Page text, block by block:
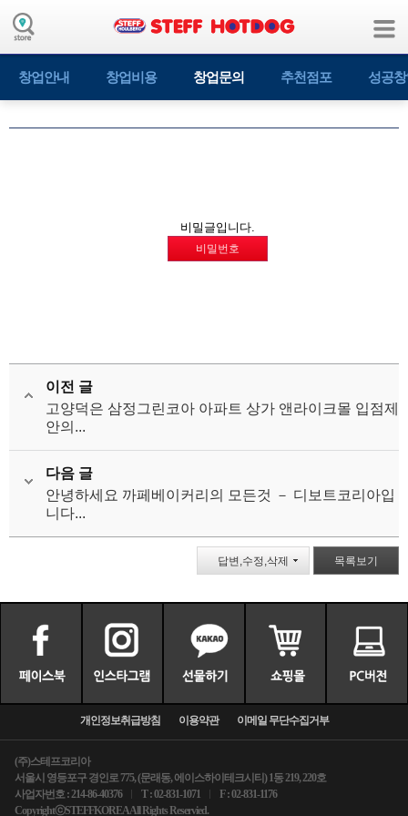
창업안내 창업비용 창업문의 추천점포 성공
비밀글입니다.
비밀번호
이전 글
고양덕은 삼정그린코아 아파트 상가 앤라이크몰 입점제
안의...
다음 글
안녕하세요 까페베이커리의 모든것 － 디보트코리아입
니다...
답변,수정,삭제 목록보기
개인정보취급방침 이용약관 이메일 무단수집거부
(주)스테프코리아
서울시 영등포구 경인로 775, (문래동, 에이스하이테크시티) 1동 219, 220호
사업자번호 : 214-86-40376
T : 02-831-1071
F : 02-831-1176
CopyrightⓒSTEFFKOREA All Rights Reservied.